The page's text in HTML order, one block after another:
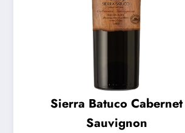
Sierra Batuco Cabernet
Sauvignon